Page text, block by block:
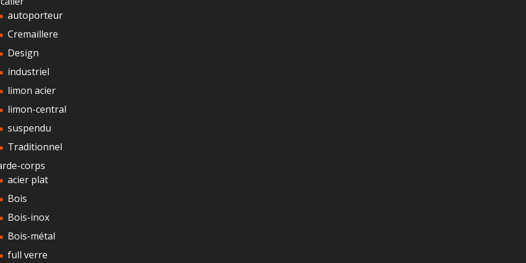
autoporteur
Cremaillere
Design
industriel
limon acier
limon-central
suspendu
Traditionnel
corps
acier plat
Bois
Bois-inox
Bois-métal
full verre